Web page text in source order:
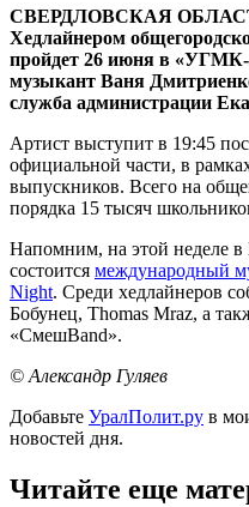
СВЕРДЛОВСКАЯ
Хедлайнером
пройдет 26 июня в «УГМК-
музыкант Ваня
служба администрации
Артист выступит в 19:45
официальной части, в
выпускников. Всего на
порядка 15 тысяч
Напомним, на этой неделе в
состоится международный
Night. Среди хедлайнеров
Бобунец, Thomas Mraz, а
«СмешBand».
© Александр Гуляев
Добавьте УралПолит.ру в
новостей дня.
Читайте еще